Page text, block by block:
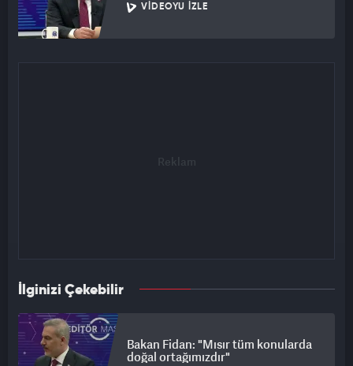
VIDEOYU İZLE
İlginizi Çekebilir
Bakan Fidan: "Mısır tüm konularda
doğal ortağımızdır"